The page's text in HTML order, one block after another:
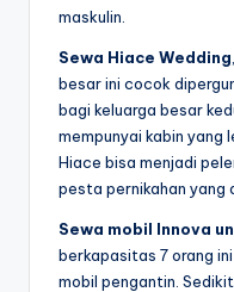
maskulin.
Sewa Hiace Wedding
besar ini cocok
bagi keluarga besar
mempunyai kabin yang
Hiace bisa menjadi
pesta pernikahan yang
Sewa mobil Innova
berkapasitas 7 orang
mobil pengantin.